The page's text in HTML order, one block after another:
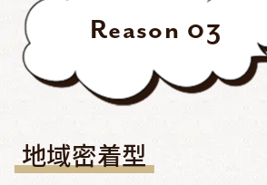
Reason 03
地域密着型